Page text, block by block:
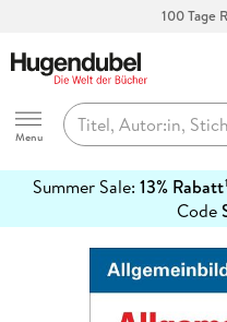
Hugendubel
Menu
Summer Sale: 13% Rabatt
Code
erfahren